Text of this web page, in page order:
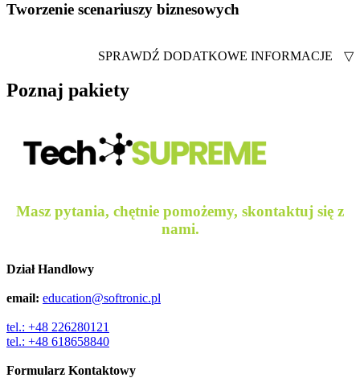
Tworzenie scenariuszy biznesowych
SPRAWDŹ DODATKOWE INFORMACJE ▽
Poznaj pakiety
Masz pytania, chętnie pomożemy, skontaktuj się z
nami.
Dział Handlowy
email: education@softronic.pl
tel.: +48 226280121
tel.: +48 618658840
Formularz Kontaktowy